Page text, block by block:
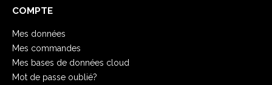
COMPTE
Mes données
Mes commandes
Mes bases de données cloud
Mot de passe oublié?